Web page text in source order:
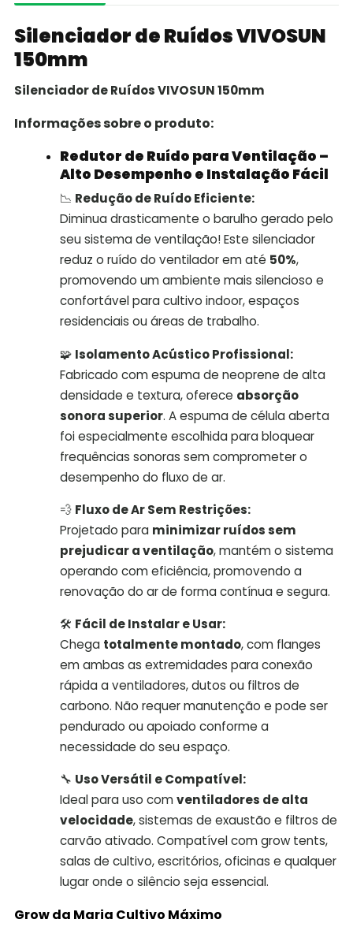
Silenciador de Ruídos VIVOSUN
150mm
Silenciador de Ruídos VIVOSUN 150mm
Informações sobre o produto:
Redutor de Ruído para Ventilação –
Alto Desempenho e Instalação Fácil
📉 Redução de Ruído Eficiente:
Diminua drasticamente o barulho gerado pelo
seu sistema de ventilação! Este silenciador
reduz o ruído do ventilador em até 50%,
promovendo um ambiente mais silencioso e
confortável para cultivo indoor, espaços
residenciais ou áreas de trabalho.
🧩 Isolamento Acústico Profissional:
Fabricado com espuma de neoprene de alta
densidade e textura, oferece absorção
sonora superior. A espuma de célula aberta
foi especialmente escolhida para bloquear
frequências sonoras sem comprometer o
desempenho do fluxo de ar.
💨 Fluxo de Ar Sem Restrições:
Projetado para minimizar ruídos sem
prejudicar a ventilação, mantém o sistema
operando com eficiência, promovendo a
renovação do ar de forma contínua e segura.
🛠️ Fácil de Instalar e Usar:
Chega totalmente montado, com flanges
em ambas as extremidades para conexão
rápida a ventiladores, dutos ou filtros de
carbono. Não requer manutenção e pode ser
pendurado ou apoiado conforme a
necessidade do seu espaço.
🔧 Uso Versátil e Compatível:
Ideal para uso comventiladores de alta
velocidade, sistemas de exaustão e filtros de
carvão ativado. Compatível com grow tents,
salas de cultivo, escritórios, oficinas e qualquer
lugar onde o silêncio seja essencial.
Grow da Maria Cultivo Máximo